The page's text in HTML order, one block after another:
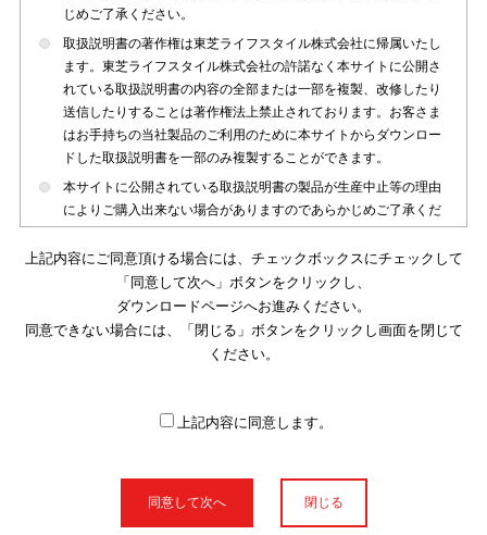
じめご了承ください。
取扱説明書の著作権は東芝ライフスタイル株式会社に帰属いたし
ます。東芝ライフスタイル株式会社の許諾なく本サイトに公開さ
れている取扱説明書の内容の全部または一部を複製、改修したり
送信したりすることは著作権法上禁止されております。お客さま
はお手持ちの当社製品のご利用のために本サイトからダウンロー
ドした取扱説明書を一部のみ複製することができます。
本サイトに公開されている取扱説明書の製品が生産中止等の理由
によりご購入出来ない場合がありますのであらかじめご了承くだ
本サイトに公開されている取扱説明書は、製品が発売された時点
のものを掲載しております。従いまして本サイトに掲載されてい
る取扱説明書の記載内容とお客さまがお持ちの製品の仕様がその
後のマイナーチェンジ等で変更になる場合がございます。本サイ
トに公開されている取扱説明書の内容とお手持ちの製品の仕様に
使用上のご注意や安全上のご注意、また測定基準や数値等は取扱
説明書が作成された時点での基準に応じた内容となっております
上記内容にご同意頂ける場合には、チェックボックスにチェックして
「同意して次へ」ボタンをクリックし、
ダウンロードページへお進みください。
同意できない場合には、「閉じる」ボタンをクリックし画面を閉じて
ください。
上記内容に同意します。
閉じる